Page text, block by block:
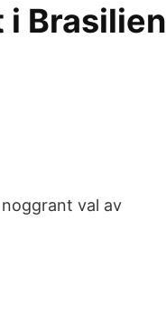
Brasilien
val av